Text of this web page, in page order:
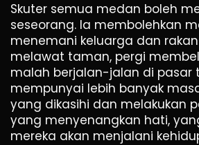
Skuter semua medan boleh
seseorang. Ia membolehkan
menemani keluarga dan
melawat taman, pergi
malah berjalan-jalan di pasar
mempunyai lebih banyak
yang dikasihi dan melakukan
yang menyenangkan hati,
mereka akan menjalani